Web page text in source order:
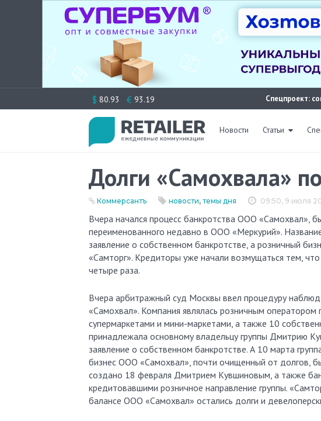
к
$ 80.93 € 93.19 Спецпроект:
Новости Статьи
Долги «Самохвала»
09:50, 9 июля
Коммерсантъ новости, темы дня
Вчера начался процесс банкротства ООО «Самохвал», бывшего розничного оператора одноименной группы и
переименованного недавно в ООО «Меркурий».
заявление о собственном банкротстве, а розничный
«Самторг». Кредиторы уже начали возмущаться тем,
четыре раза.
Вчера арбитражный суд Москвы ввел процедуру
«Самохвал». Компания являлась розничным
супермаркетами и мини-маркетами, а также 10
принадлежала основному владельцу группы Дмитрию
заявление о собственном банкротстве. А 10 марта
бизнес ООО «Самохвал», почти очищенный от
создано 18 февраля Дмитрием Кувшиновым, а также
кредитовавшими розничное направление группы.
балансе ООО «Самохвал» остались долги и